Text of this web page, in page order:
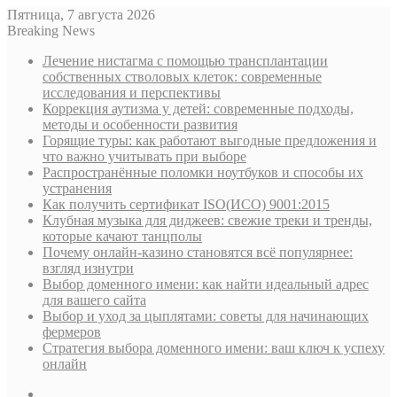
Пятница, 7 августа 2026
Breaking News
Лечение нистагма с помощью трансплантации
собственных стволовых клеток: современные
исследования и перспективы
Коррекция аутизма у детей: современные подходы,
методы и особенности развития
Горящие туры: как работают выгодные предложения и
что важно учитывать при выборе
Распространённые поломки ноутбуков и способы их
устранения
Как получить сертификат ISO(ИСО) 9001:2015
Клубная музыка для диджеев: свежие треки и тренды,
которые качают танцполы
Почему онлайн-казино становятся всё популярнее:
взгляд изнутри
Выбор доменного имени: как найти идеальный адрес
для вашего сайта
Выбор и уход за цыплятами: советы для начинающих
фермеров
Стратегия выбора доменного имени: ваш ключ к успеху
онлайн